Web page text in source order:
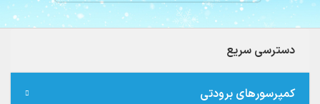
دسترسی سریع
کمپرسورهای برودتی